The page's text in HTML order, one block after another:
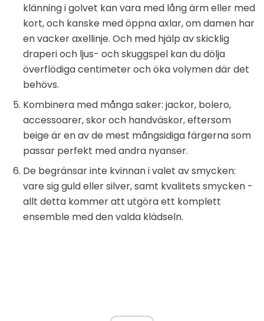
klänning i golvet kan vara med lång ärm eller med
kort, och kanske med öppna axlar, om damen har
en vacker axellinje. Och med hjälp av skicklig
draperi och ljus- och skuggspel kan du dölja
överflödiga centimeter och öka volymen där det
behövs.
Kombinera med många saker: jackor, bolero,
accessoarer, skor och handväskor, eftersom
beige är en av de mest mångsidiga färgerna som
passar perfekt med andra nyanser.
De begränsar inte kvinnan i valet av smycken:
vare sig guld eller silver, samt kvalitets smycken -
allt detta kommer att utgöra ett komplett
ensemble med den valda klädseln.